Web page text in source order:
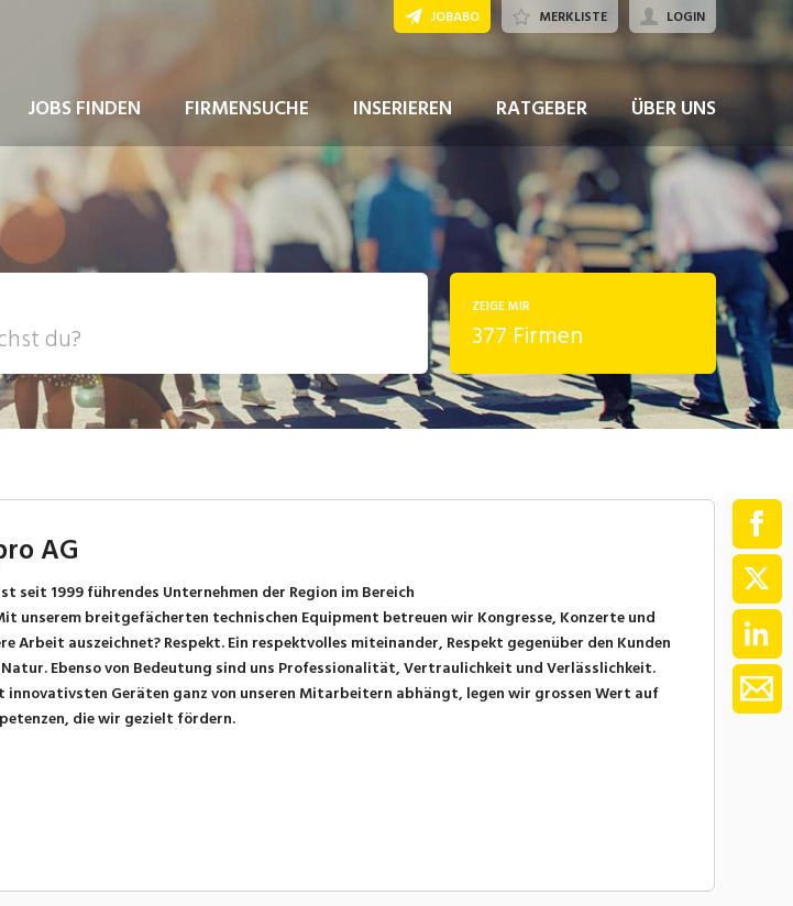
JOBS FINDEN FIRMENSUCHE INSERIEREN RATGEBER ÜBER UNS
JOBABO MERKLISTE LOGIN
ZEIGE MIR
377 Firmen
AG
seit 1999 führendes Unternehmen der Region im Bereich
unserem breitgefächerten technischen Equipment betreuen wir Kongresse, Konzerte und
Arbeit auszeichnet? Respekt. Ein respektvolles miteinander, Respekt gegenüber den Kunden
Ebenso von Bedeutung sind uns Professionalität, Vertraulichkeit und Verlässlichkeit.
innovativsten Geräten ganz von unseren Mitarbeitern abhängt, legen wir grossen Wert auf
die wir gezielt fördern.